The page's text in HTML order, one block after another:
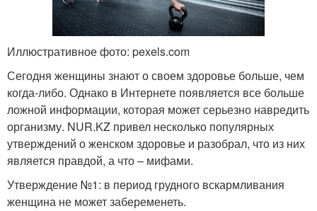
Иллюстративное фото: pexels.com
Сегодня женщины знают о своем здоровье больше, чем
когда-либо. Однако в Интернете появляется все больше
ложной информации, которая может серьезно навредить
организму. NUR.KZ привел несколько популярных
утверждений о женском здоровье и разобрал, что из них
является правдой, а что – мифами.
Утверждение №1: в период грудного вскармливания
женщина не может забеременеть.